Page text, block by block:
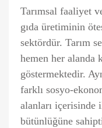
Tarımsal faaliyet
gıda üretiminin
sektördür. Tarım
hemen her alanda
göstermektedir.
farklı sosyo-
alanları
bütünlüğüne